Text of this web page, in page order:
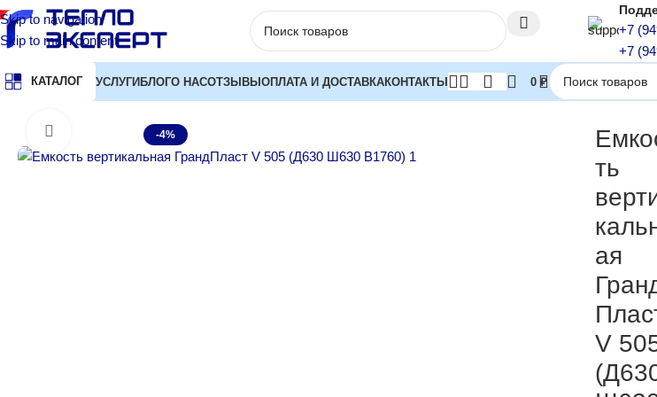
Skip to navigation
Skip to main content
+7
+7
КАТАЛОГ УСЛУГИБЛОГО НАСОТЗЫВЫОПЛАТА И ДОСТАВКАКОНТАКТЫ 0 ₽
Главная Емкости накопительные Емкость вертикальная ГрандПласт V 505
-4%
Нажмите, чтобы увеличить
ть
ая
V